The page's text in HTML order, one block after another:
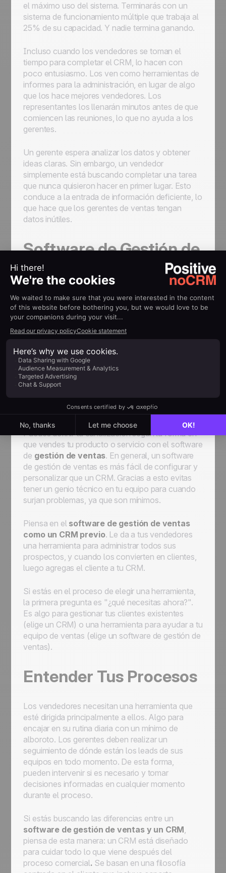
el máximo uso del sistema. Terminarás con un
sistema de funcionamiento múltiple que trabaja al
25% de su capacidad. Y nadie termina ganando.
Incluso cuando los vendedores se toman el
tiempo para completar el CRM, lo hacen con
poco entusiasmo. Los ven como herramientas de
informes para la administración, en lugar de algo
que los hace mejores vendedores. Los
representantes los llenarán minutos antes de que
comiencen las reuniones, lo que no ayuda a los
gerentes.
Un gerente espera analizar los datos y obtener
ideas claras. Sin embargo, un vendedor
simplemente está buscando completar una tarea
que nunca quisieron hacer en primer lugar. Esto
conduce a la entrada de información deficiente, lo
que hace que los gerentes de ventas tengan
datos inútiles.
Software de Gestión de
Ventas como un Pre-
CRM
Los softwares degestión de ventaste ayudan a
administrar clientes potenciales o leads. Eso
significa que te ayuda a convertir un prospecto en
ventas de manera efectiva
clara de todas las oportunidades de venta
abiertas, seguir fácilmente cada cliente potencial
yver todas las interacciones
mismo: los correos electrónicos que le envió, las
llamadas, las cotizaciones y propuestas.
Puedes definir tu canalización según la forma en
que vendes tu producto o servicio con el software
de gestión de ventas. En general, un software
de gestión de ventas es más fácil de configurar y
personalizar que un CRM. Gracias a esto evitas
tener un genio técnico en tu equipo para cuando
surjan problemas, ya que son mínimos.
Piensa en el software de gestión de ventas
como un CRM previo. Le da a tus vendedores
una herramienta para administrar todos sus
prospectos, y cuando los convierten en clientes,
luego agregas el cliente a tu CRM.
Si estás en el proceso de elegir una herramienta,
la primera pregunta es "¿qué necesitas ahora?".
Es algo para gestionar tus clientes existentes
(elige un CRM) o una herramienta para ayudar a tu
equipo de ventas (elige un software de gestión de
ventas).
Entender Tus Procesos
Los vendedores necesitan una herramienta que
esté dirigida principalmente a ellos. Algo para
encajar en su rutina diaria con un mínimo de
alboroto. Los gerentes deben realizar un
seguimiento de dónde están los leads de sus
equipos en todo momento. De esta forma,
pueden intervenir si es necesario y tomar
decisiones informadas en cualquier momento
durante el proceso.
Si estás buscando las diferencias entre un
software de gestión de ventas y un CRM,
piensa de esta manera: un CRM está diseñado
para cuidar todo lo que viene después del
proceso comercial. Se basan en una filosofía